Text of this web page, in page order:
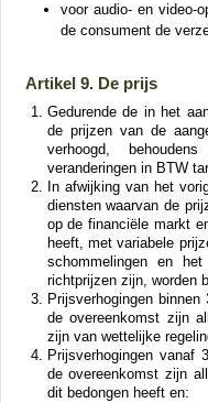
voor audio- en video-
de consument de
Artikel 9. De prijs
Gedurende de in het
de prijzen van de
verhoogd,
veranderingen in BTW
In afwijking van het
diensten waarvan de
op de financiële markt
heeft, met variabele
schommelingen en
richtprijzen zijn, worden
Prijsverhogingen
de overeenkomst zijn
zijn van wettelijke
Prijsverhogingen vanaf
de overeenkomst zijn
dit bedongen heeft en: